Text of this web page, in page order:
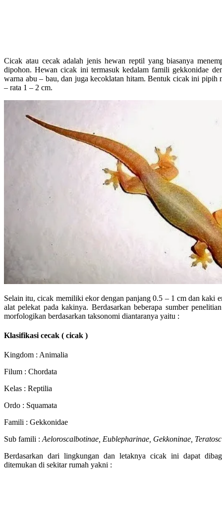
Cicak atau cecak adalah jenis hewan reptil yang biasanya
dipohon. Hewan cicak ini termasuk kedalam famili gekkonidae
warna abu – bau, dan juga kecoklatan hitam. Bentuk cicak ini pipih
– rata 1 – 2 cm.
Selain itu, cicak memiliki ekor dengan panjang 0.5 – 1 cm dan kaki
alat pelekat pada kakinya. Berdasarkan beberapa sumber
morfologikan berdasarkan taksonomi diantaranya yaitu :
Klasifikasi cecak ( cicak )
Kingdom : Animalia
Filum : Chordata
Kelas : Reptilia
Ordo : Squamata
Famili : Gekkonidae
Sub famili : Aeloroscalbotinae, Eublepharinae, Gekkoninae,
Berdasarkan dari lingkungan dan letaknya cicak ini dapat
ditemukan di sekitar rumah yakni :